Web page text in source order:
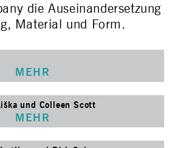
die Auseinandersetzung
Material und Form.
MEHR
und Colleen Scott
MEHR